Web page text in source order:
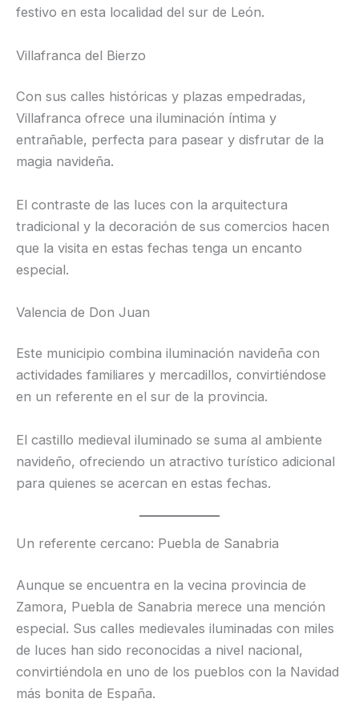
festivo en esta localidad del sur de León.
Villafranca del Bierzo
Con sus calles históricas y plazas empedradas,
Villafranca ofrece una iluminación íntima y
entrañable, perfecta para pasear y disfrutar de la
magia navideña.
El contraste de las luces con la arquitectura
tradicional y la decoración de sus comercios hacen
que la visita en estas fechas tenga un encanto
especial.
Valencia de Don Juan
Este municipio combina iluminación navideña con
actividades familiares y mercadillos, convirtiéndose
en un referente en el sur de la provincia.
El castillo medieval iluminado se suma al ambiente
navideño, ofreciendo un atractivo turístico adicional
para quienes se acercan en estas fechas.
Un referente cercano: Puebla de Sanabria
Aunque se encuentra en la vecina provincia de
Zamora, Puebla de Sanabria merece una mención
especial. Sus calles medievales iluminadas con miles
de luces han sido reconocidas a nivel nacional,
convirtiéndola en uno de los pueblos con la Navidad
más bonita de España.